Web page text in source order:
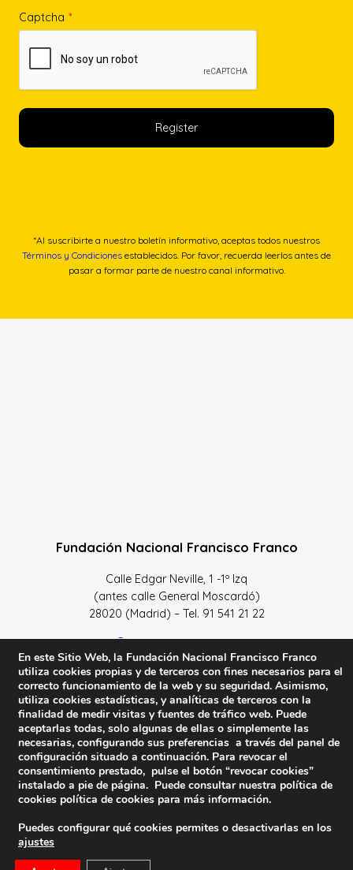
Captcha *
*Al suscribirte a nuestro boletín informativo, aceptas todos nuestros
Términos y Condiciones establecidos. Por favor, recuerda leerlos antes de
pasar a formar parte de nuestro canal informativo.
Fundación Nacional Francisco Franco
Calle Edgar Neville, 1 -1º Izq
(antes calle General Moscardó)
28020 (Madrid) – Tel. 91 541 21 22
Contacta con nosotros
Política de Privacidad y protección de datos– Sus datos
son seguros–Política de Cookies–Condiciones Generales
de uso
Facebook
Twitter
YouTube
© 2023 FNFF | Todos los derechos reservados.
En este Sitio Web, la Fundación Nacional Francisco Franco
utiliza cookies propias y de terceros con fines necesarios para el
correcto funcionamiento de la web y su seguridad. Asimismo,
utiliza cookies estadísticas, y analíticas de terceros con la
finalidad de medir visitas y fuentes de tráfico web. Puede
aceptarlas todas, solo algunas de ellas o simplemente las
necesarias, configurando sus preferencias a través del panel de
configuración situado a continuación. Para revocar el
consentimiento prestado, pulse el botón “revocar cookies”
instalado a pie de página. Puede consultar nuestra política de
cookies política de cookies para más información.
Puedes configurar qué cookies permites o desactivarlas en los
ajustes